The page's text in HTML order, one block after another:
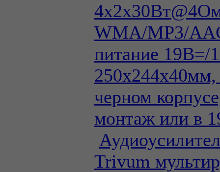
WMA/MP3/
питание 19В=/
250х244х40мм,
черном
монтаж или в
Trivum